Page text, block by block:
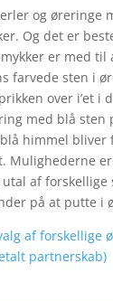
og øreringe
Og det er
er med til
farvede sten i
over i’et i
med blå sten
himmel bliver
Mulighederne
af forskellige
på at putte i
af forskellige
partnerskab)